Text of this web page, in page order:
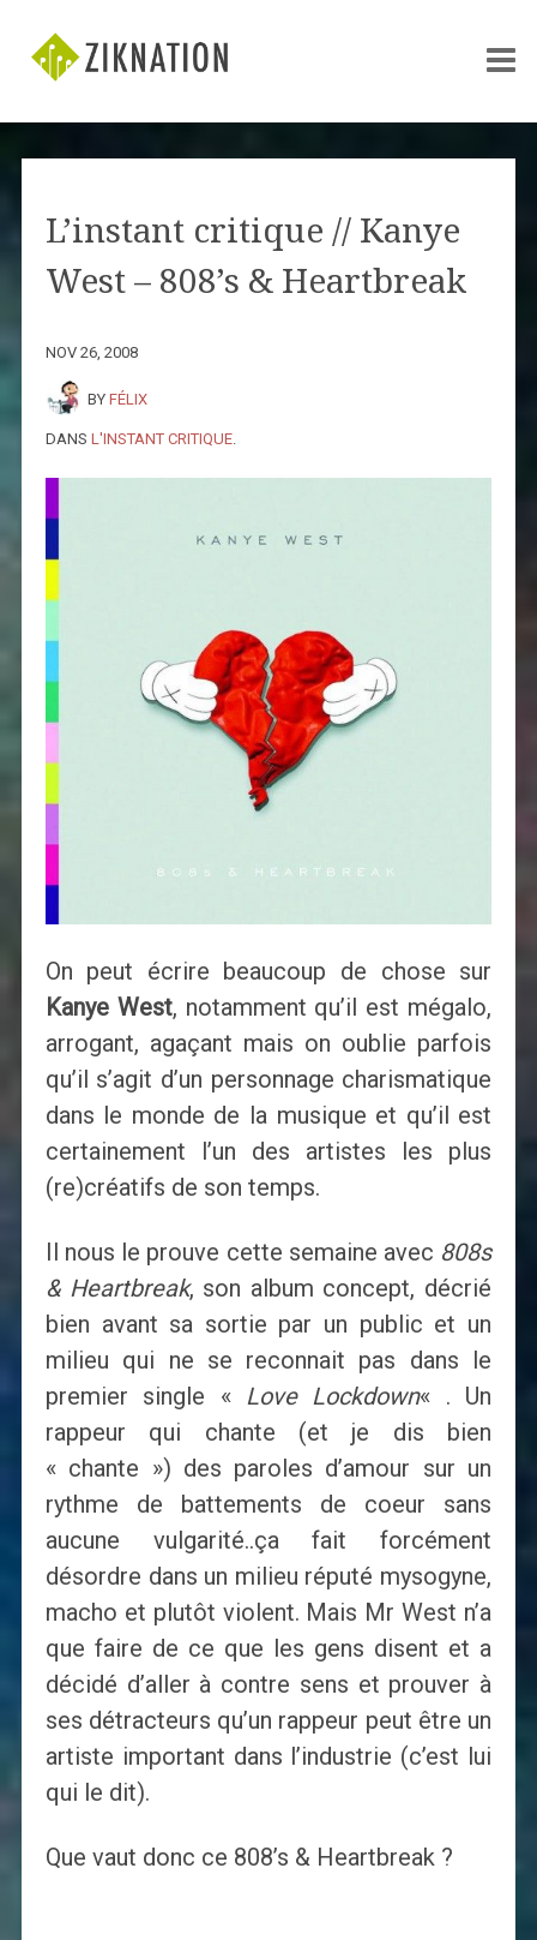
L’instant critique // Kanye
West – 808’s & Heartbreak
NOV 26, 2008
BY FÉLIX
DANS L'INSTANT CRITIQUE.
On peut écrire beaucoup de chose sur
Kanye West, notamment qu’il est mégalo,
arrogant, agaçant mais on oublie parfois
qu’il s’agit d’un personnage charismatique
dans le monde de la musique et qu’il est
certainement l’un des artistes les plus
(re)créatifs de son temps.
Il nous le prouve cette semaine avec 808s
& Heartbreak, son album concept, décrié
bien avant sa sortie par un public et un
milieu qui ne se reconnait pas dans le
premier single « Love Lockdown« . Un
rappeur qui chante (et je dis bien
« chante ») des paroles d’amour sur un
rythme de battements de coeur sans
aucune vulgarité..ça fait forcément
désordre dans un milieu réputé mysogyne,
macho et plutôt violent. Mais Mr West n’a
que faire de ce que les gens disent et a
décidé d’aller à contre sens et prouver à
ses détracteurs qu’un rappeur peut être un
artiste important dans l’industrie (c’est lui
qui le dit).
Que vaut donc ce 808’s & Heartbreak ?